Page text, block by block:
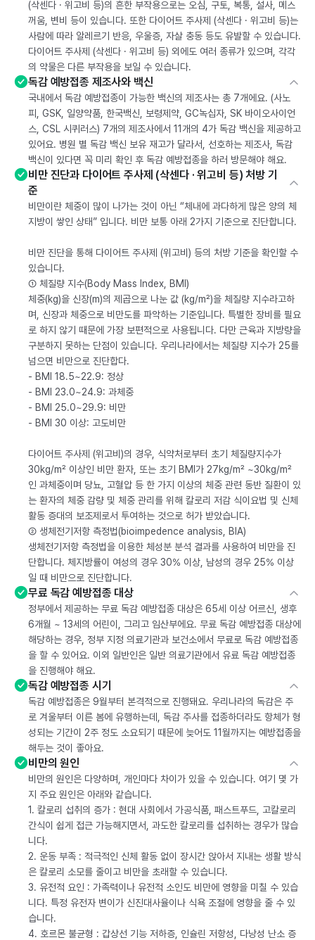
(삭센다 · 위고비 등)의 흔한 부작용으로는 오심, 구토, 복통, 설사, 메스
꺼움, 변비 등이 있습니다. 또한 다이어트 주사제 (삭센다 · 위고비 등)는
사람에 따라 알레르기 반응, 우울증, 자살 충동 등도 유발할 수 있습니다.
다이어트 주사제 (삭센다 · 위고비 등) 외에도 여러 종류가 있으며, 각각
의 약물은 다른 부작용을 보일 수 있습니다.
독감 예방접종 제조사와 백신
국내에서 독감 예방접종이 가능한 백신의 제조사는 총 7개에요. (사노
피, GSK, 일양약품, 한국백신, 보령제약, GC녹십자, SK 바이오사이언
스, CSL 시퀴러스) 7개의 제조사에서 11개의 4가 독감 백신을 제공하고
있어요. 병원 별 독감 백신 보유 재고가 달라서, 선호하는 제조사, 독감
백신이 있다면 꼭 미리 확인 후 독감 예방접종을 하러 방문해야 해요.
비만 진단과 다이어트 주사제 (삭센다 · 위고비 등) 처방 기
준
비만이란 체중이 많이 나가는 것이 아닌 “체내에 과다하게 많은 양의 체
지방이 쌓인 상태” 입니다. 비만 보통 아래 2가지 기준으로 진단합니다.
비만 진단을 통해 다이어트 주사제 (위고비) 등의 처방 기준을 확인할 수
있습니다.
① 체질량 지수(Body Mass Index, BMI)
체중(kg)을 신장(m)의 제곱으로 나눈 값 (kg/m²)을 체질량 지수라고하
며, 신장과 체중으로 비만도를 파악하는 기준입니다. 특별한 장비를 필요
로 하지 않기 때문에 가장 보편적으로 사용됩니다. 다만 근육과 지방량을
구분하지 못하는 단점이 있습니다. 우리나라에서는 체질량 지수가 25를
넘으면 비만으로 진단합다.
- BMI 18.5~22.9: 정상
- BMI 23.0~24.9: 과체중
- BMI 25.0~29.9: 비만
- BMI 30 이상: 고도비만
다이어트 주사제 (위고비)의 경우, 식약처로부터 초기 체질량지수가
30kg/m² 이상인 비만 환자, 또는 초기 BMI가 27kg/m² ~30kg/m²
인 과체중이며 당뇨, 고혈압 등 한 가지 이상의 체중 관련 동반 질환이 있
는 환자의 체중 감량 및 체중 관리를 위해 칼로리 저감 식이요법 및 신체
활동 증대의 보조제로서 투여하는 것으로 허가 받았습니다.
② 생체전기저항 측정법(bioimpedence analysis, BIA)
생체전기저항 측정법을 이용한 체성분 분석 결과를 사용하여 비만을 진
단합니다. 체지방률이 여성의 경우 30% 이상, 남성의 경우 25% 이상
일 때 비만으로 진단합니다.
무료 독감 예방접종 대상
정부에서 제공하는 무료 독감 예방접종 대상은 65세 이상 어르신, 생후
6개월 ~ 13세의 어린이, 그리고 임산부에요. 무료 독감 예방접종 대상에
해당하는 경우, 정부 지정 의료기관과 보건소에서 무료로 독감 예방접종
을 할 수 있어요. 이외 일반인은 일반 의료기관에서 유료 독감 예방접종
을 진행해야 해요.
독감 예방접종 시기
독감 예방접종은 9월부터 본격적으로 진행돼요. 우리나라의 독감은 주
로 겨울부터 이른 봄에 유행하는데, 독감 주사를 접종하더라도 항체가 형
성되는 기간이 2주 정도 소요되기 때문에 늦어도 11월까지는 예방접종을
해두는 것이 좋아요.
비만의 원인
비만의 원인은 다양하며, 개인마다 차이가 있을 수 있습니다. 여기 몇 가
지 주요 원인은 아래와 같습니다.
1. 칼로리 섭취의 증가 : 현대 사회에서 가공식품, 패스트푸드, 고칼로리
간식이 쉽게 접근 가능해지면서, 과도한 칼로리를 섭취하는 경우가 많습
니다.
2. 운동 부족 : 적극적인 신체 활동 없이 장시간 앉아서 지내는 생활 방식
은 칼로리 소모를 줄이고 비만을 초래할 수 있습니다.
3. 유전적 요인 : 가족력이나 유전적 소인도 비만에 영향을 미칠 수 있습
니다. 특정 유전자 변이가 신진대사율이나 식욕 조절에 영향을 줄 수 있
습니다.
4. 호르몬 불균형 : 갑상선 기능 저하증, 인슐린 저항성, 다낭성 난소 증